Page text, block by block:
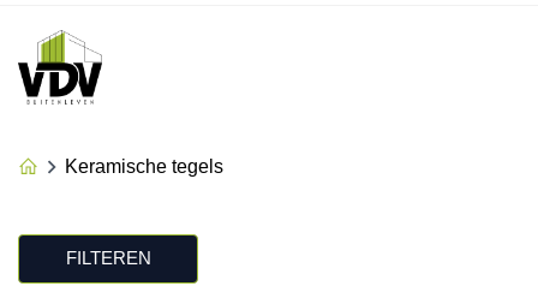
Keramische tegels
FILTEREN